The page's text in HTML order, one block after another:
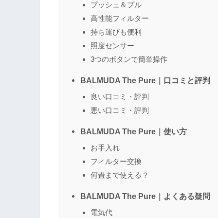
（任意）
プッシュ＆プル
高性能フィルター
持ち運びも便利
照度センサー
3つのボタンで簡単操作
BALMUDA The Pure｜口コミと評判
良い口コミ・評判
悪い口コミ・評判
BALMUDA The Pure｜使い方
お手入れ
フィルター交換
何畳まで使える？
BALMUDA The Pure｜よくある疑問
電気代